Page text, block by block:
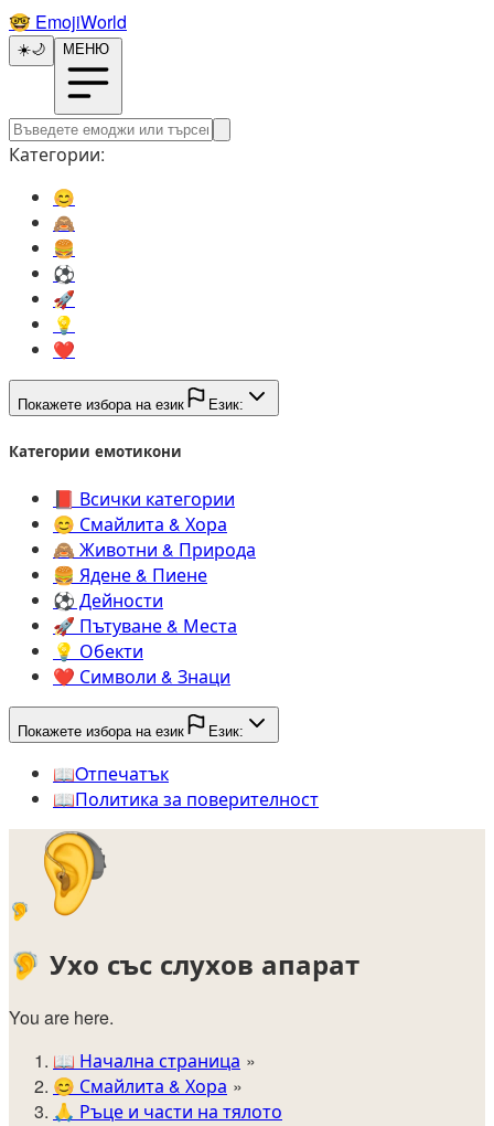
🤓️ EmojiWorld
☀️🌙 МЕНЮ
Категории:
😊️
🙈️
🍔️
⚽️
🚀️
💡️
❤️
Покажете избора на език Език:
Категории емотикони
📕️ Всички категории
😊️ Смайлита & Хора
🙈️ Животни & Природа
🍔️ Ядене & Пиене
⚽️ Дейности
🚀️ Пътуване & Места
💡️ Обекти
❤️ Символи & Знаци
Покажете избора на език Език:
📖️Oтпечатък
📖️Политика за поверителност
🦻
🦻 Ухо със слухов апарат
You are here.
📖 Начална страница
😊️ Смайлита & Хора
🙏 Ръце и части на тялото